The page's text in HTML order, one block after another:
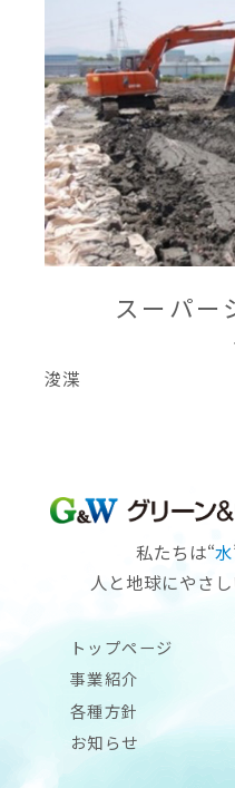
スーパー
浚渫
私たちは“水
人と地球にやさ
トップページ
事業紹介
各種方針
お知らせ